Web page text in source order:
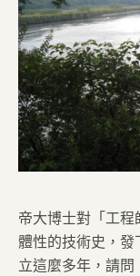
帝大博士對「工
體性的技術史，
立這麼多年，請問